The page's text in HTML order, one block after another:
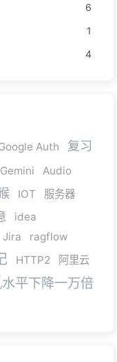
6
1
4
Auth 复习
Gemini Audio
IOT 服务器
idea
Jira
ragflow
HTTP2
阿里云
平下降一万倍